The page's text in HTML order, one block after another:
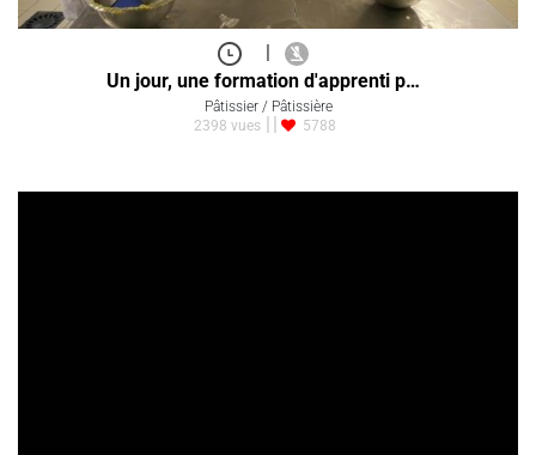
|
Un jour, une formation d'apprenti p…
Pâtissier / Pâtissière
2398 vues
5788